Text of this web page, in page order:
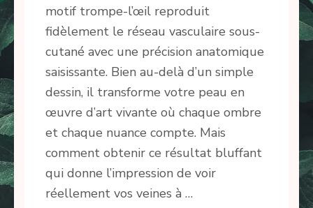
motif trompe-l’œil reproduit
fidèlement le réseau vasculaire sous-
cutané avec une précision anatomique
saisissante. Bien au-delà d’un simple
dessin, il transforme votre peau en
œuvre d’art vivante où chaque ombre
et chaque nuance compte. Mais
comment obtenir ce résultat bluffant
qui donne l’impression de voir
réellement vos veines à …